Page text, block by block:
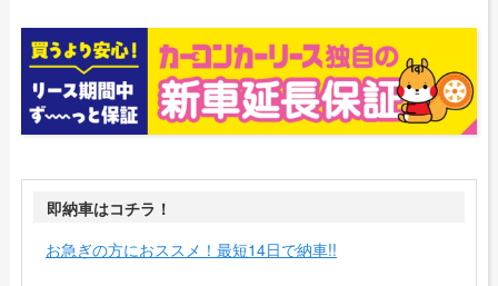
即納車はコチラ！
お急ぎの方におススメ！最短14日で納車!!